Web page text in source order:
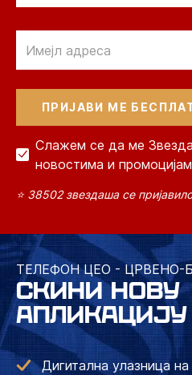
Слажем се да ме
новостима и
⭐ 38502 звездаша се
ТЕЛЕФОН ЦЕО - ЦРВЕНО-
СКИНИ НОВУ
АПЛИКАЦИЈУ
Дигитална улазница